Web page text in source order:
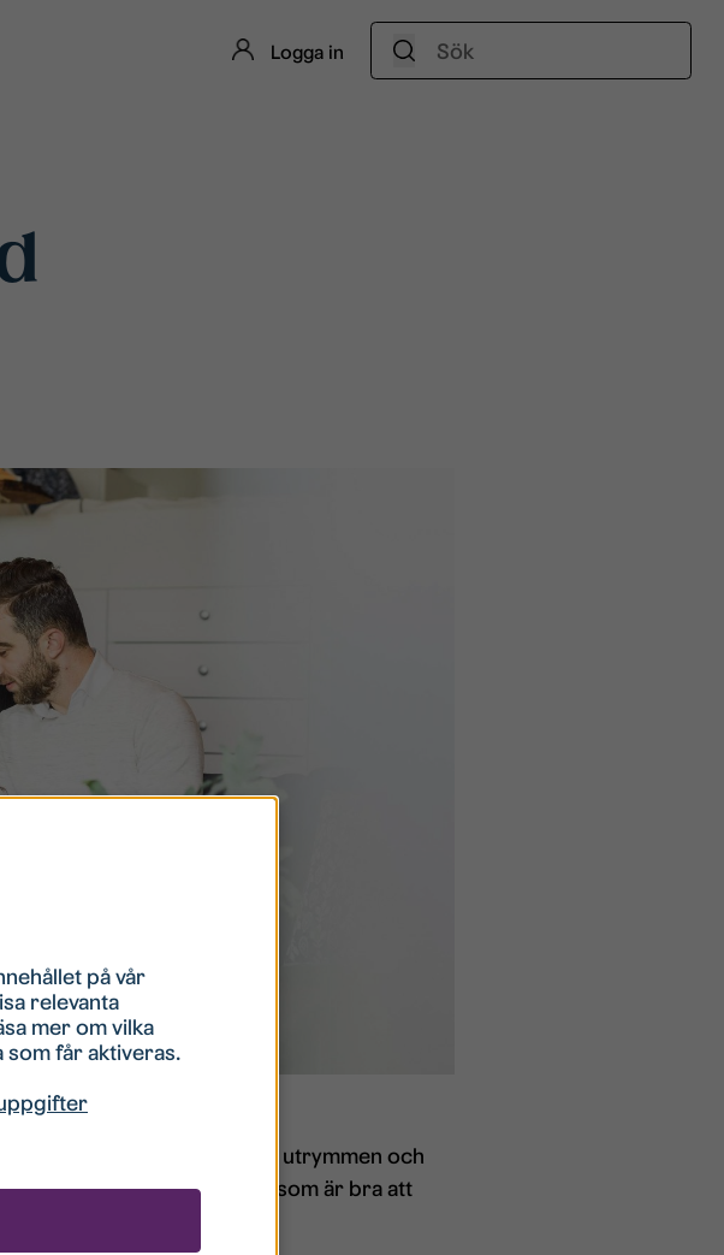
Logga in Sök:
tvättstuga, gemensamma utrymmen och
oss på Studentbostäder som är bra att
på vår
relevanta
mer om vilka
som får aktiveras.